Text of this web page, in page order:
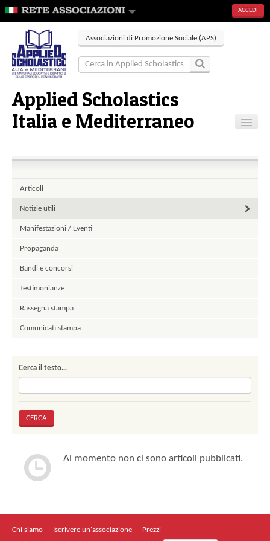
ACCEDI
Associazioni di Promozione Sociale (APS)
Applied Scholastics
Italia e Mediterraneo
Articoli
Eventi
Contatti
Pagine
Articoli
Notizie utili
Manifestazioni / Eventi
Propaganda
Bandi e concorsi
Testimonianze
Rassegna stampa
Comunicati stampa
Cerca il testo…
Al momento non ci sono articoli pubblicati.
Chi siamo Iscrivere un'associazione Prezzi